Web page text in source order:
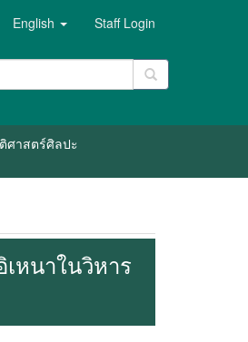
English Staff Login
ศาสตร์ศิลปะ
หนาในวิหาร